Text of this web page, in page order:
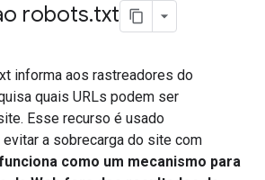
robots.txt
informa aos rastreadores do
quais URLs podem ser
Esse recurso é usado
a sobrecarga do site com
como um mecanismo para